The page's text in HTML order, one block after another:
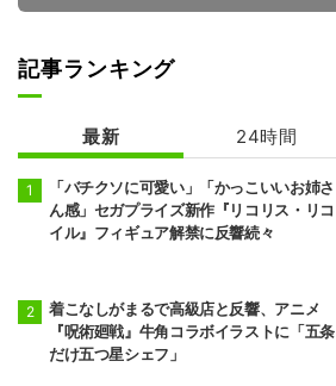
人外教室の人間
嫌い教師
記事ランキング
最新 24時間
「バチクソに可愛い」「かっこいいお姉さ
ん感」セガプライズ新作『リコリス・リコ
イル』フィギュア解禁に反響続々
着こなしがまるで高級店と反響、アニメ
『呪術廻戦』牛角コラボイラストに「五条
だけ五つ星シェフ」